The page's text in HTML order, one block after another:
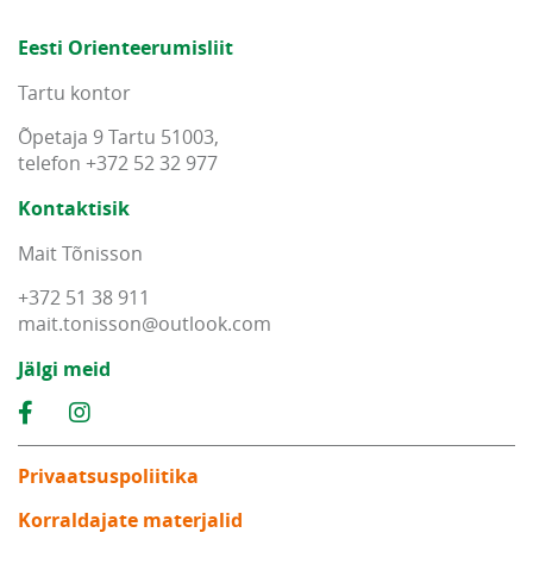
Eesti Orienteerumisliit
Tartu kontor
Õpetaja 9 Tartu 51003,
telefon +372 52 32 977
Kontaktisik
Mait Tõnisson
+372 51 38 911
mait.tonisson@outlook.com
Jälgi meid
Privaatsuspoliitika
Korraldajate materjalid